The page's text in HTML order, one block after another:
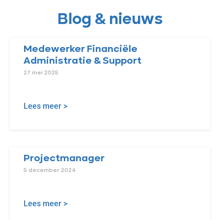
Blog & nieuws
Medewerker Financiële
Administratie & Support
27 mei 2025
Lees meer >
Projectmanager
5 december 2024
Lees meer >